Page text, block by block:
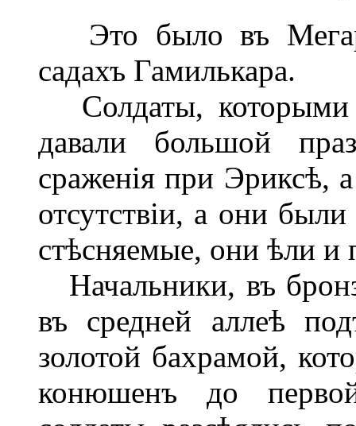
Это было въ
садахъ Гамилькара.
Солдаты, которыми
давали большой
сраженія при Эриксѣ,
отсутствіи, а они
стѣсняемые, они ѣли и
Начальники, въ
въ средней аллеѣ
золотой бахрамой,
конюшенъ до